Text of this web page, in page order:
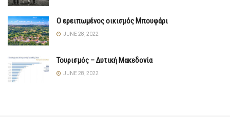
Ο ερειπωμένος οικισμός Μπουφάρι
JUNE 28, 2022
Τουρισμός – Δυτική Μακεδονία
JUNE 28, 2022